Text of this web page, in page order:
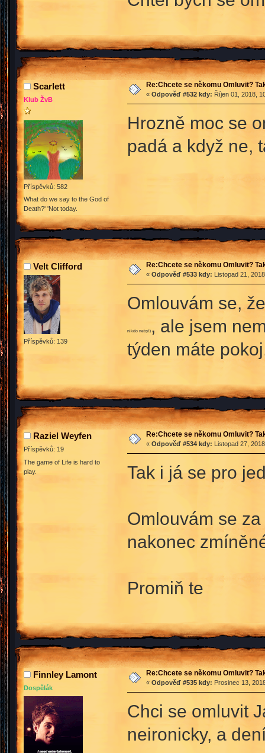
Scarlett
Klub ŽvB
Příspěvků: 582
What do we say to the God of
Death?' 'Not today.
Re:Chcete se někomu Omluvit?
« Odpověď #532 kdy: Říjen 01, 2018,
Hrozně moc se
padá a když ne,
Velt Clifford
Příspěvků: 139
Re:Chcete se někomu Omluvit?
« Odpověď #533 kdy: Listopad 21,
Omlouvám se,
nikdo nebyl), ale jsem
týden máte
Raziel Weyfen
Příspěvků: 19
The game of Life is hard to
play.
Re:Chcete se někomu Omluvit?
« Odpověď #534 kdy: Listopad 27,
Tak i já se pro
Omlouvám se
nakonec
Promiň te
Finnley Lamont
Dospělák
Re:Chcete se někomu Omluvit?
« Odpověď #535 kdy: Prosinec 13,
Chci se omluvit
neironicky, a